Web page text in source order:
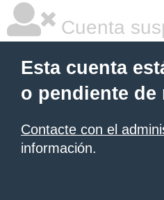
Cuenta
Esta cuenta
o pendiente de
Contacte con el
información.